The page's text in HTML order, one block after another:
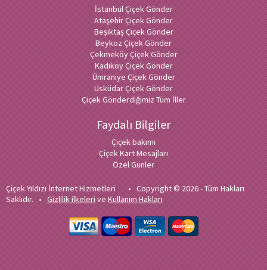
İstanbul Çiçek Gönder
Ataşehir Çiçek Gönder
Beşiktaş Çiçek Gönder
Beykoz Çiçek Gönder
Çekmeköy Çiçek Gönder
Kadıköy Çiçek Gönder
Ümraniye Çiçek Gönder
Üsküdar Çiçek Gönder
Çiçek Gönderdiğimiz Tüm İller
Faydalı Bilgiler
Çiçek bakımı
Çiçek Kart Mesajları
Özel Günler
Çiçek Yıldızı İnternet Hizmetleri • Copyright © 2026 - Tüm Hakları
Saklıdır. •Gizlilik ilkeleriveKullanım Hakları